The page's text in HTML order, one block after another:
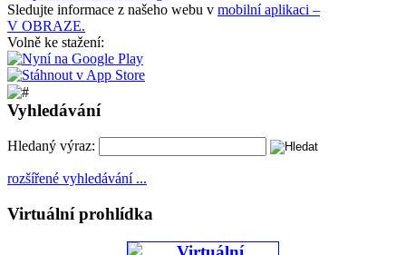
Sledujte informace z našeho webu v mobilní aplikaci –
V OBRAZE.
Volně ke stažení:
Vyhledávání
Hledaný výraz:
rozšířené vyhledávání ...
Virtuální prohlídka